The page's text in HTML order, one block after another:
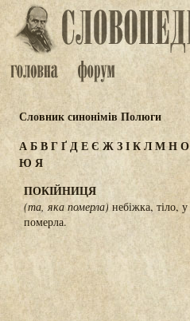
Словник синонімів Полюги
АБВГҐДЕЄ ЖЗІКЛМНО
Ю Я
ПОКІЙНИЦЯ
(та, яка померла) небіжка, тіло, у
померла.